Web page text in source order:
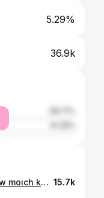
5.29%
36.9k
Storytime - tego nie było nawet w moich koszmarach… 15.7k